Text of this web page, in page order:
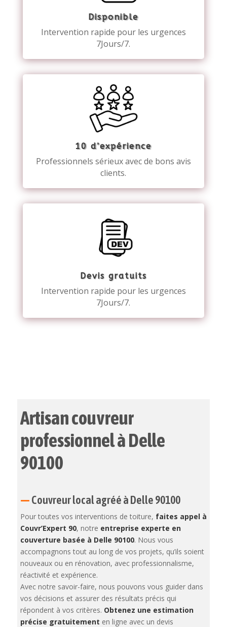
Disponible
Intervention rapide pour les urgences
7Jours/7.
10 d’expérience
Professionnels sérieux avec de bons avis
clients.
Devis gratuits
Intervention rapide pour les urgences
7Jours/7.
Artisan couvreur
professionnel à Delle
90100
—Couvreur local agréé à Delle 90100
Pour toutes vos interventions de toiture, faites appel à
Couvr’Expert 90, notre entreprise experte en
couverture basée à Delle 90100. Nous vous
accompagnons tout au long de vos projets, qu’ils soient
nouveaux ou en rénovation, avec professionnalisme,
réactivité et expérience.
Avec notre savoir-faire, nous pouvons vous guider dans
vos décisions et assurer des résultats précis qui
répondent à vos critères. Obtenez une estimation
précise gratuitement en ligne avec un devis